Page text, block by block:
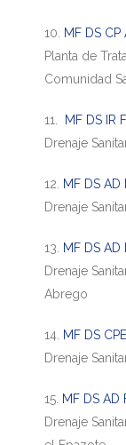
10. MF DS CP
Planta de
Comunidad
11. MF DS IR
Drenaje
12. MF DS AD
Drenaje
13. MF DS AD
Drenaje
Abrego
14. MF DS
Drenaje
15. MF DS AD
Drenaje